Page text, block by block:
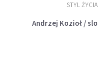
STYL ŻYCIA
Andrzej Kozioł / slo